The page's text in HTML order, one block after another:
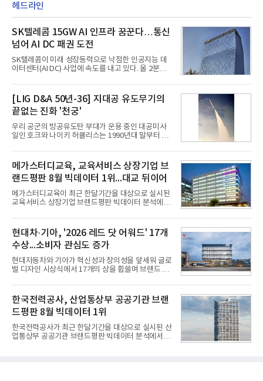
헤드라인
SK텔레콤 15GW AI 인프라 꿈꾼다…통신
넘어 AI DC 패권 도전
SK텔레콤이 미래 성장동력으로 낙점한 인공지능 데
이터센터(AI DC) 사업에 속도를 내고 있다. 올 2분기
는 2035년까지 총 15GW(기가와트) 규모의 AI DC를
구축하겠다는 대형 청사진을 제시하면서다. 이에 따
라 경쟁 구도 역시 이동통신사인 KT, LG유플러스를
넘어 네이버, 삼성SDS 등 IT 인프라 기업으로 확장되
고 있다.7일 SK텔레콤에 따르면 회사는 올해 2분기
연결 기준 매출 4조 3591억원, 영업이익 5660억원을
기록했다. 매출은 전년 동기 대비 0.5%, 영업이익은
따른 기저효과가 실
[LIG D&A 50년-36] 지대공 유도무기의
끝없는 진화 '천궁'
우리 공군의 방공유도탄 부대가 운용 중인 대공미사
일인 호크와 나이키 허큘리스는 1990년대 말부터 성
기존 미사일체계를 대체할 중고도 및 중거리 대공미
사일을 개발하기로 결정했다.처음 KM-SAM 사업으로
불린 이 사업의 명칭은 호크(Iron Hawk, 철매)를 대체
한다는 의미에서 ‘철매Ⅱ’ 로 정해졌다. 철매Ⅱ 개발
사업은 미사일체계 완성 후인 2011년 ‘천궁(天弓)’으
로 다시 장비명이 바뀌었다. 17개 업체와 관련 기관이
참여한 가운데 LIG 넥스원은 탐색 개발에서 체계개발
인 천궁
메가스터디교육, 교육서비스 상장기업 브
랜드평판 8월 빅데이터 1위...대교 뒤이어
메가스터디교육이 최근 한달기간을 대상으로 실시된
교육서비스 상장기업 브랜드평판 빅데이터 분석에서
일 한국기업평판연구소(소장 구창환)는 국내 교육서
비스 상장기업 브랜드를 대상으로 지난 7월 7일부터
8월 7일까지 수집된 소비자 빅데이터 10,074,233건
을 분석한 결과, 메가스터디교육이 브랜드평판지수
1,710,926을 기록하며 8월 1위에 올랐다고 밝혔다.
분석에 활용된 빅데이터는 지난 7월(9,491,206건) 대
비 6.14% 증가한 수치로, 교육서비스 상장기업 브랜
디교육, 대교, 디지
현대차·기아, '2026 레드 닷 어워드' 17개
수상...소비자 관심도 증가
현대자동차와 기아가 혁신성과 창의성을 앞세워 글로
벌 디자인 시상식에서 17개의 상을 휩쓸며 브랜드 경
레드 닷 어워드: 브랜드 & 커뮤니케이션 디자인 부문
(Red Dot Design Award: Brand &
Communication Design)'에서 최우수상 2개, 본상
15개를 수상했다고 7일 밝혔다.'레드 닷 어워드'는 독
일 iF, 미국 IDEA와 함께 세계 3대 디자인 시상식으로
손꼽히는 세계 최대 규모의 디자인 공모전이다. 독일
노르트라인 베스트팔렌 디자인센터(Design
한국전력공사, 산업통상부 공공기관 브랜
드평판 8월 빅데이터 1위
한국전력공사가 최근 한달기간을 대상으로 실시된 산
업통상부 공공기관 브랜드평판 빅데이터 분석에서 1